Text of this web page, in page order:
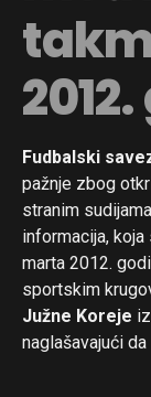
Fudbalski
pažnje zbog
stranim
informacija,
marta 2012.
sportskim
Južne Koreje
naglašavajući